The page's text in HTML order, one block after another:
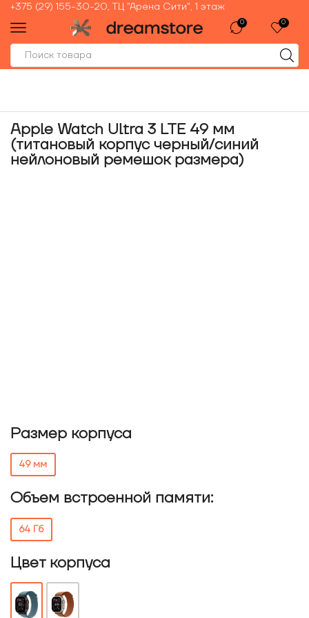
+375 (29) 155-30-20, ТЦ "Арена Сити", 1 этаж
0 0
Apple Watch Ultra 3 LTE 49 мм
(титановый корпус черный/синий
нейлоновый ремешок размера)
Размер корпуса
49 мм
Объем встроенной памяти:
64 Гб
Цвет корпуса